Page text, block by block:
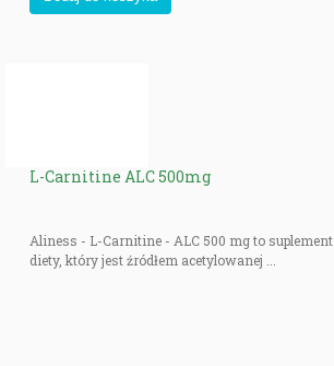
L-Carnitine ALC 500mg
Aliness - L-Carnitine - ALC 500 mg to suplement
diety, który jest źródłem acetylowanej ...